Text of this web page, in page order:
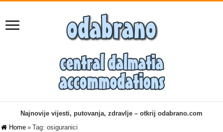
Najnovije vijesti, putovanja, zdravlje – otkrij odabrano.com
Home » Tag:osiguranici